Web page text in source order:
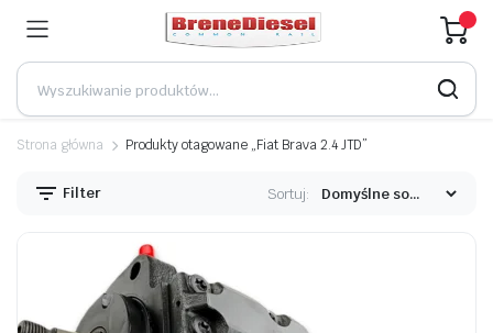
Strona główna Produkty otagowane „Fiat Brava 2.4 JTD”
Filter Sortuj: